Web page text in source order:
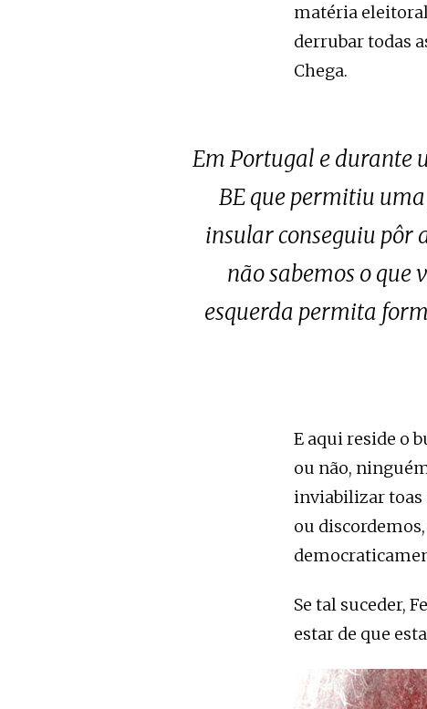
matéria
derrubar todas
Chega.
Em Portugal e durante
BE que permitiu
insular conseguiu pôr
não sabemos o que
esquerda permita
E aqui reside o
ou não,
inviabilizar toas
ou
Se tal suceder,
estar de que